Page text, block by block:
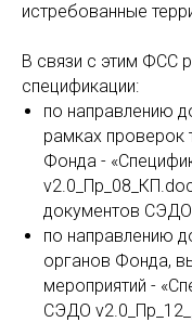
истребованные
В связи с этим ФСС
спецификации:
по направлению
рамках проверок
Фонда -
документов СЭДО
по направлению
органов Фонда,
мероприятий -
СЭДО